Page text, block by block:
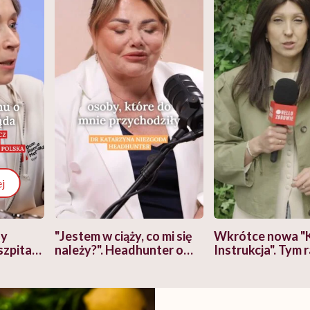
"Jestem w ciąży, co mi się
należy?". Headhunter o
pracy
Wkrótce nowa
Instrukcja". Tym